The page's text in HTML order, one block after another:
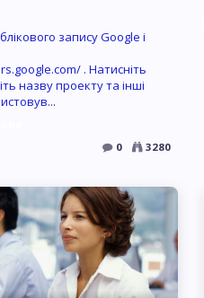
запису Google і
. Натисніть
назву проекту та інші
0 3280